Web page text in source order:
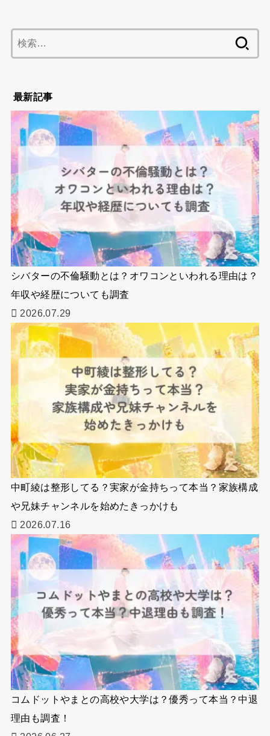
索:
最新記事
シバターの不倫騒動とは？オワコンといわれる理由は？
年収や経歴についても調査
2026.07.29
中町綾は整形してる？実家が金持ちって本当？家族構成
や兄妹チャンネルを始めたきっかけも
2026.07.16
コムドットやまとの高校や大学は？優秀って本当？中退
理由も調査！